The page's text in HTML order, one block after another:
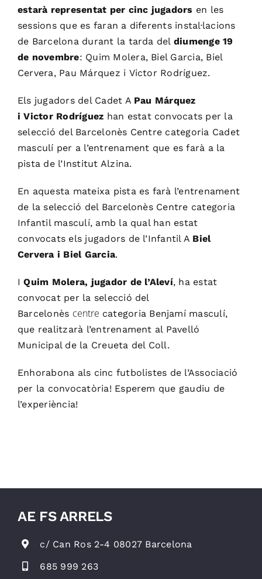
estarà representat per cinc jugadors en les
sessions que es faran a diferents instal·lacions
de Barcelona durant la tarda del diumenge 19
de novembre: Quim Molera, Biel Garcia, Biel
Cervera, Pau Márquez i Victor Rodríguez.
Els jugadors del Cadet A Pau Márquez
iVictorRodríguez han estat convocats per la
selecció del Barcelonès Centre categoria Cadet
masculí per a l’entrenament que es farà a la
pista de l’Institut Alzina.
En aquesta mateixa pista es farà l’entrenament
de la selecció del Barcelonès Centre categoria
Infantil masculí, amb la qual han estat
convocats els jugadors de l’Infantil A Biel
Cervera i Biel Garcia.
IQuim Molera, jugador de l’Aleví, ha estat
convocat per la selecció del
Barcelonès centre categoria Benjamí masculí,
que realitzarà l’entrenament al Pavelló
Municipal de la Creueta del Coll.
Enhorabona als cinc futbolistes de l’Associació
per la convocatòria! Esperem que gaudiu de
l’experiència!
AE FS ARRELS
c/ Can Ros 2-4 08027 Barcelona
685 999 263